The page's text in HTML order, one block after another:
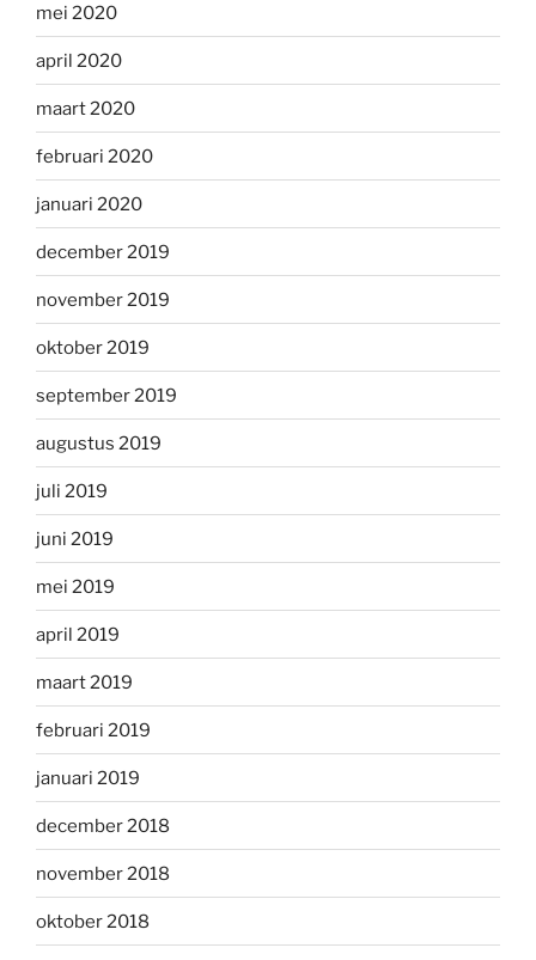
mei 2020
april 2020
maart 2020
februari 2020
januari 2020
december 2019
november 2019
oktober 2019
september 2019
augustus 2019
juli 2019
juni 2019
mei 2019
april 2019
maart 2019
februari 2019
januari 2019
december 2018
november 2018
oktober 2018